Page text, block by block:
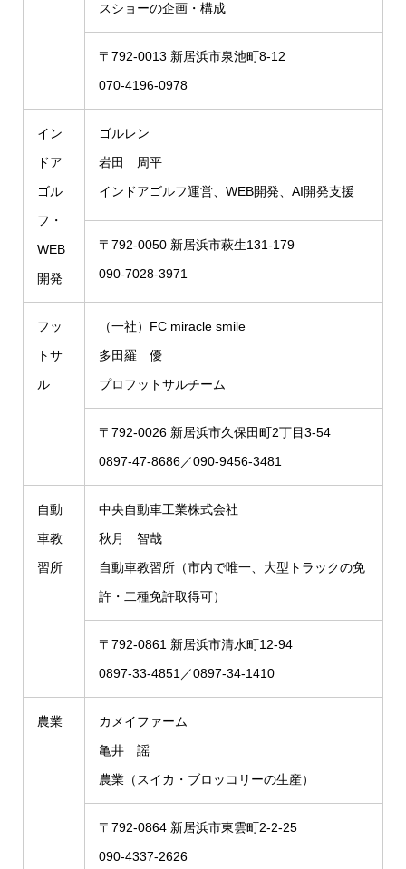
スショーの企画・構成
〒792-0013 新居浜市泉池町8-12
070-4196-0978
イン
ドア
ゴル
フ・
WEB
開発
ゴルレン
岩田 周平
インドアゴルフ運営、WEB開発、AI開発支援
〒792-0050 新居浜市萩生131-179
090-7028-3971
フッ
トサ
ル
（一社）FC miracle smile
多田羅 優
プロフットサルチーム
〒792-0026 新居浜市久保田町2丁目3-54
0897-47-8686／090-9456-3481
自動
車教
習所
中央自動車工業株式会社
秋月 智哉
自動車教習所（市内で唯一、大型トラックの免
許・二種免許取得可）
〒792-0861 新居浜市清水町12-94
0897-33-4851／0897-34-1410
農業
カメイファーム
亀井 謡
農業（スイカ・ブロッコリーの生産）
〒792-0864 新居浜市東雲町2-2-25
090-4337-2626